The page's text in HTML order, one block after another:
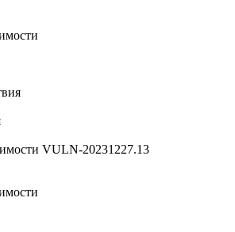
VULN-20231227.13